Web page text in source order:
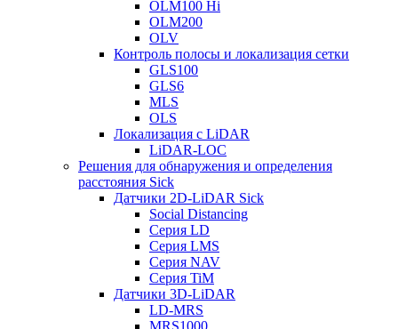
OLM100 Hi
OLM200
OLV
Контроль полосы и локализация сетки
GLS100
GLS6
MLS
OLS
Локализация с LiDAR
LiDAR-LOC
Решения для обнаружения и определения
расстояния Sick
Датчики 2D-LiDAR Sick
Social Distancing
Серия LD
Серия LMS
Серия NAV
Серия TiM
Датчики 3D-LiDAR
LD-MRS
MRS1000